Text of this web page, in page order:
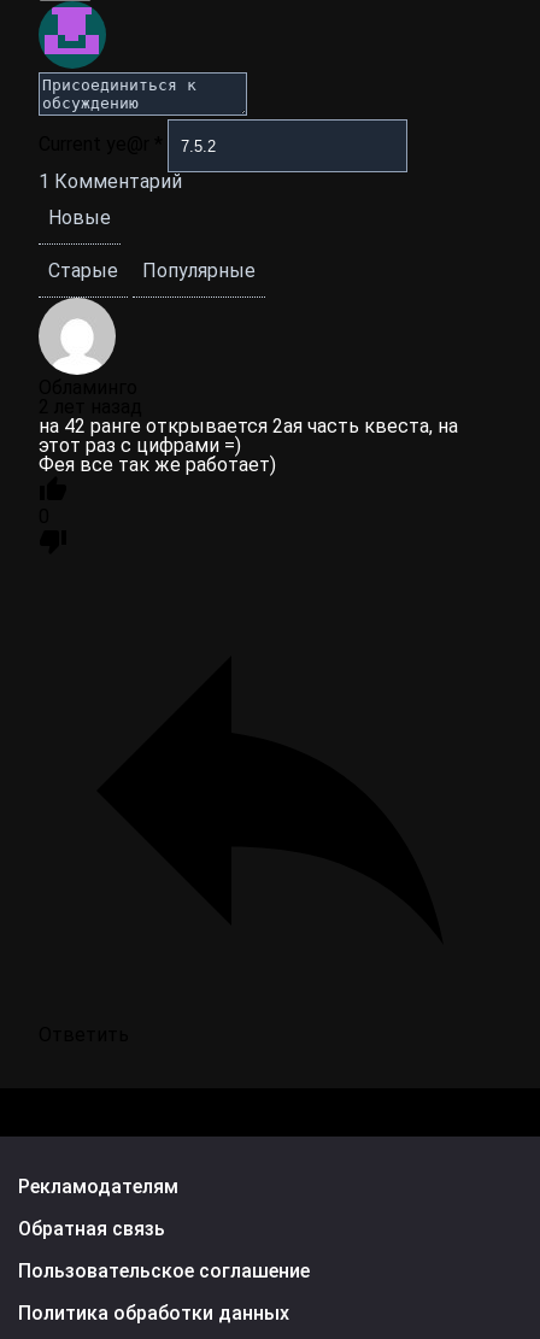
1 Комментарий
Новые
Старые Популярные
на 42 ранге открывается 2ая часть квеста, на
этот раз с цифрами =)
Фея все так же работает)
Рекламодателям
Обратная связь
Пользовательское соглашение
Политика обработки данных